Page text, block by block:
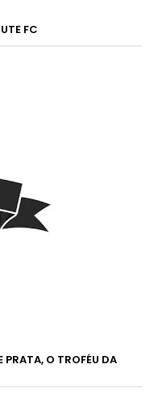
FC
O TROFÉU DA